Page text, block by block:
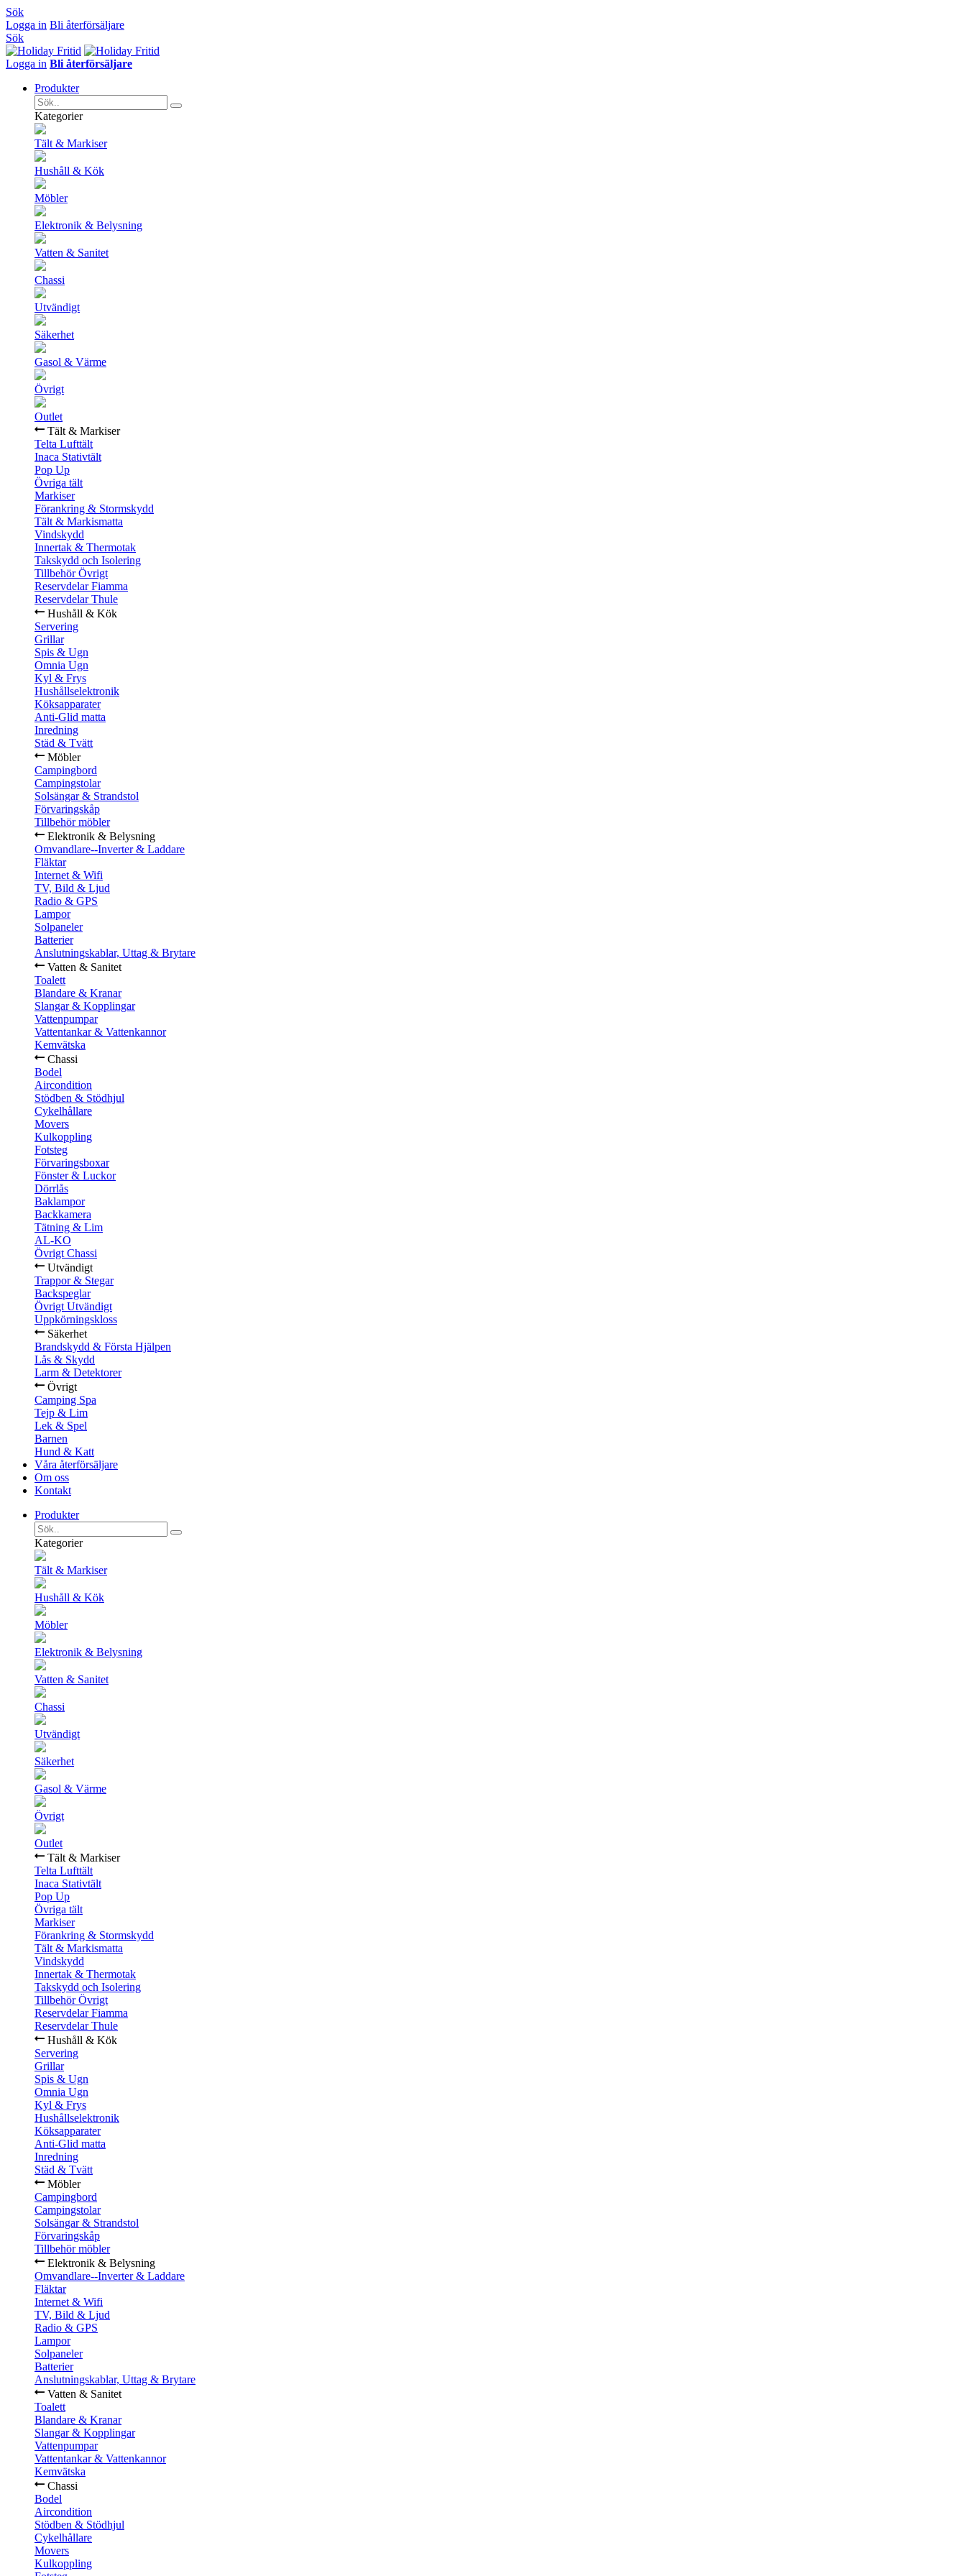
Sök
Logga in Bli återförsäljare
Sök
Logga in Bli återförsäljare
Produkter
Kategorier
Tält & Markiser
Hushåll & Kök
Möbler
Elektronik & Belysning
Vatten & Sanitet
Chassi
Utvändigt
Säkerhet
Gasol & Värme
Övrigt
Outlet
Tält & Markiser
Telta Lufttält
Inaca Stativtält
Pop Up
Övriga tält
Markiser
Förankring & Stormskydd
Tält & Markismatta
Vindskydd
Innertak & Thermotak
Takskydd och Isolering
Tillbehör Övrigt
Reservdelar Fiamma
Reservdelar Thule
Hushåll & Kök
Servering
Grillar
Spis & Ugn
Omnia Ugn
Kyl & Frys
Hushållselektronik
Köksapparater
Anti-Glid matta
Inredning
Städ & Tvätt
Möbler
Campingbord
Campingstolar
Solsängar & Strandstol
Förvaringskåp
Tillbehör möbler
Elektronik & Belysning
Omvandlare--Inverter & Laddare
Fläktar
Internet & Wifi
TV, Bild & Ljud
Radio & GPS
Lampor
Solpaneler
Batterier
Anslutningskablar, Uttag & Brytare
Vatten & Sanitet
Toalett
Blandare & Kranar
Slangar & Kopplingar
Vattenpumpar
Vattentankar & Vattenkannor
Kemvätska
Chassi
Bodel
Aircondition
Stödben & Stödhjul
Cykelhållare
Movers
Kulkoppling
Fotsteg
Förvaringsboxar
Fönster & Luckor
Dörrlås
Baklampor
Backkamera
Tätning & Lim
AL-KO
Övrigt Chassi
Utvändigt
Trappor & Stegar
Backspeglar
Övrigt Utvändigt
Uppkörningskloss
Säkerhet
Brandskydd & Första Hjälpen
Lås & Skydd
Larm & Detektorer
Övrigt
Camping Spa
Tejp & Lim
Lek & Spel
Barnen
Hund & Katt
Våra återförsäljare
Om oss
Kontakt
Produkter
Kategorier
Tält & Markiser
Hushåll & Kök
Möbler
Elektronik & Belysning
Vatten & Sanitet
Chassi
Utvändigt
Säkerhet
Gasol & Värme
Övrigt
Outlet
Tält & Markiser
Telta Lufttält
Inaca Stativtält
Pop Up
Övriga tält
Markiser
Förankring & Stormskydd
Tält & Markismatta
Vindskydd
Innertak & Thermotak
Takskydd och Isolering
Tillbehör Övrigt
Reservdelar Fiamma
Reservdelar Thule
Hushåll & Kök
Servering
Grillar
Spis & Ugn
Omnia Ugn
Kyl & Frys
Hushållselektronik
Köksapparater
Anti-Glid matta
Inredning
Städ & Tvätt
Möbler
Campingbord
Campingstolar
Solsängar & Strandstol
Förvaringskåp
Tillbehör möbler
Elektronik & Belysning
Omvandlare--Inverter & Laddare
Fläktar
Internet & Wifi
TV, Bild & Ljud
Radio & GPS
Lampor
Solpaneler
Batterier
Anslutningskablar, Uttag & Brytare
Vatten & Sanitet
Toalett
Blandare & Kranar
Slangar & Kopplingar
Vattenpumpar
Vattentankar & Vattenkannor
Kemvätska
Chassi
Bodel
Aircondition
Stödben & Stödhjul
Cykelhållare
Movers
Kulkoppling